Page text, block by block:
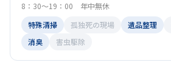
8：30～19：00 年中無休
特殊清掃
孤独死の現場 遺品整理
消臭
害虫駆除